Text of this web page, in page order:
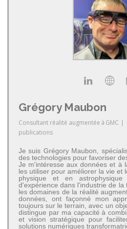
Grégory Maubon
Consultant réalité augmentée à GMC |
publications
Je suis Grégory Maubon,
des technologies pour favoriser
Je m'intéresse aux données et à
les utiliser pour améliorer la vie et
physique et en
d'expérience dans l'industrie de la
les domaines de la réalité
données, ont façonné mon
toujours sur le terrain, avec un
distingue par ma capacité à
et vision stratégique pour
solutions numériques